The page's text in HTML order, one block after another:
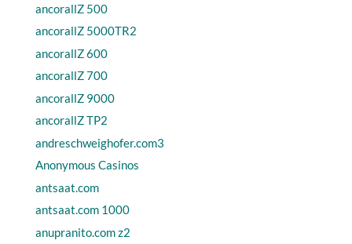
ancorallZ 500
ancorallZ 5000TR2
ancorallZ 600
ancorallZ 700
ancorallZ 9000
ancorallZ TP2
andreschweighofer.com3
Anonymous Casinos
antsaat.com
antsaat.com 1000
anupranito.com z2